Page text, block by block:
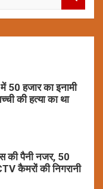
50 हजार का इनामी
की हत्या का था
की पैनी नजर, 50
कैमरों की निगरानी